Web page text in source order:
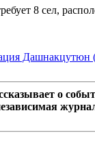
8 сел,
о